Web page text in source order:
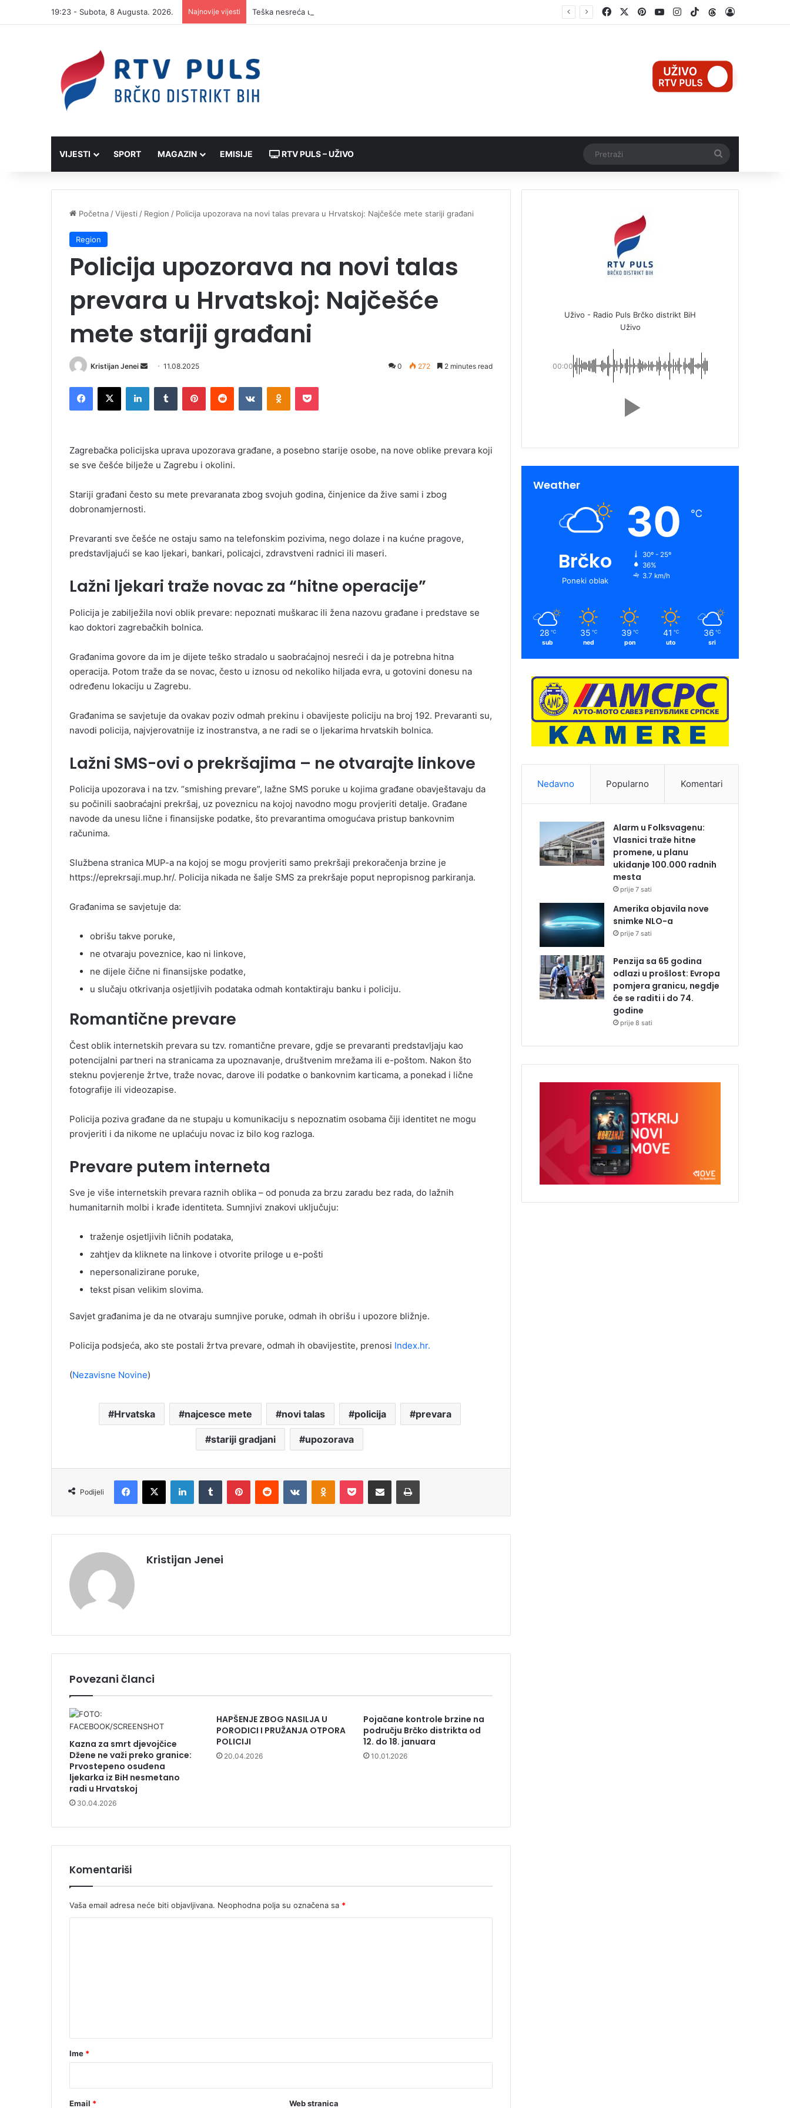
19:23 - Subota, 8 Augusta. 2026. Najnovije vijesti FacebookPinterestYouTubeInstagram
TikTokThreads
VIJESTI SPORT MAGAZIN EMISIJE RTV PULS – UŽIVO
Početna /Vijesti / Region / Policija upozorava na novi talas prevara u Hrvatskoj: Najčešće mete stariji građani
Region
Policija upozorava na novi talas
prevara u Hrvatskoj: Najčešće
mete stariji građani
Kristijan Jenei
d
e
m
i
11.08.2025 0 272 2 minutes read
Zagrebačka policijska uprava upozorava građane, a posebno starije osobe, na nove oblike prevara koji
se sve češće bilježe u Zagrebu i okolini.
Stariji građani često su mete prevaranata zbog svojuh godina, činjenice da žive sami i zbog
dobronamjernosti.
Prevaranti sve češće ne ostaju samo na telefonskim pozivima, nego dolaze i na kućne pragove,
predstavljajući se kao ljekari, bankari, policajci, zdravstveni radnici ili maseri.
Lažni ljekari traže novac za “hitne operacije”
Policija je zabilježila novi oblik prevare: nepoznati muškarac ili žena nazovu građane i predstave se
kao doktori zagrebačkih bolnica.
Građanima govore da im je dijete teško stradalo u saobraćajnoj nesreći i da je potrebna hitna
operacija. Potom traže da se novac, često u iznosu od nekoliko hiljada evra, u gotovini donesu na
određenu lokaciju u Zagrebu.
Građanima se savjetuje da ovakav poziv odmah prekinu i obavijeste policiju na broj 192. Prevaranti su,
navodi policija, najvjerovatnije iz inostranstva, a ne radi se o ljekarima hrvatskih bolnica.
Lažni SMS-ovi o prekršajima – ne otvarajte linkove
Policija upozorava i na tzv. “smishing prevare”, lažne SMS poruke u kojima građane obavještavaju da
su počinili saobraćajni prekršaj, uz poveznicu na kojoj navodno mogu provjeriti detalje. Građane
navode da unesu lične i finansijske podatke, što prevarantima omogućava pristup bankovnim
računima.
Službena stranica MUP-a na kojoj se mogu provjeriti samo prekršaji prekoračenja brzine je
https://eprekrsaji.mup.hr/. Policija nikada ne šalje SMS za prekršaje poput nepropisnog parkiranja.
Građanima se savjetuje da:
obrišu takve poruke,
ne otvaraju poveznice, kao ni linkove,
ne dijele čične ni finansijske podatke,
u slučaju otkrivanja osjetljivih podataka odmah kontaktiraju banku i policiju.
Romantične prevare
Čest oblik internetskih prevara su tzv. romantične prevare, gdje se prevaranti predstavljaju kao
potencijalni partneri na stranicama za upoznavanje, društvenim mrežama ili e-poštom. Nakon što
steknu povjerenje žrtve, traže novac, darove ili podatke o bankovnim karticama, a ponekad i lične
fotografije ili videozapise.
Policija poziva građane da ne stupaju u komunikaciju s nepoznatim osobama čiji identitet ne mogu
provjeriti i da nikome ne uplaćuju novac iz bilo kog razloga.
Prevare putem interneta
Sve je više internetskih prevara raznih oblika – od ponuda za brzu zaradu bez rada, do lažnih
humanitarnih molbi i krađe identiteta. Sumnjivi znakovi uključuju:
traženje osjetljivih ličnih podataka,
zahtjev da kliknete na linkove i otvorite priloge u e-pošti
nepersonalizirane poruke,
tekst pisan velikim slovima.
Savjet građanima je da ne otvaraju sumnjive poruke, odmah ih obrišu i upozore bližnje.
Policija podsjeća, ako ste postali žrtva prevare, odmah ih obavijestite, prenosi Index.hr.
(Nezavisne Novine)
Hrvatska najcesce mete novi talas policija prevara
stariji gradjani upozorava
Podijeli
Kristijan Jenei
Povezani članci
Kazna za smrt djevojčice
Džene ne važi preko granice:
Prvostepeno osuđena
ljekarka iz BiH nesmetano
radi u Hrvatskoj
30.04.2026
HAPŠENJE ZBOG NASILJA U
PORODICI I PRUŽANJA OTPORA
POLICIJI
20.04.2026
Pojačane kontrole brzine na
području Brčko distrikta od
12. do 18. januara
10.01.2026
Komentariši
Vaša email adresa neće biti objavljivana. Neophodna polja su označena sa *
r
Ime *
Email * Web stranica
Uživo - Radio Puls Brčko distrikt BiH
Uživo
00:00
Weather
Brčko
Poneki oblak
30 ℃
30º - 25º
36%
3.7 km/h
28 ℃
sub
35 ℃
ned
39 ℃
pon
41 ℃
uto
36 ℃
sri
Nedavno Popularno Komentari
Alarm u Folksvagenu:
Vlasnici traže hitne
promene, u planu
ukidanje 100.000 radnih
mesta
prije 7 sati
Amerika objavila nove
snimke NLO-a
prije 7 sati
Penzija sa 65 godina
odlazi u prošlost: Evropa
pomjera granicu, negdje
će se raditi i do 74.
godine
prije 8 sati